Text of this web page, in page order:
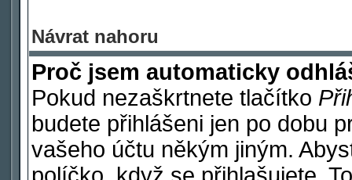
Návrat nahoru
Proč jsem automaticky
Pokud nezaškrtnete tlačítko
budete přihlášeni jen po dobu
vašeho účtu někým jiným.